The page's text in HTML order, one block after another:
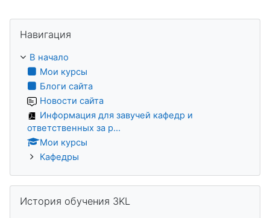
Навигация
В начало
Мои курсы
Блоги сайта
Новости сайта
Информация для завучей кафедр и
ответственных за р...
Мои курсы
Кафедры
История обучения 3KL